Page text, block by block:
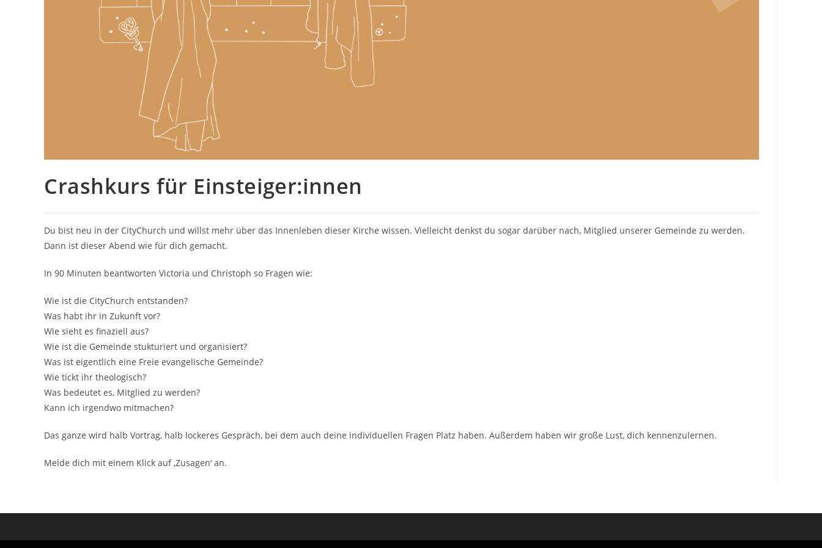
Crashkurs für Einsteiger:innen
Du bist neu in der CityChurch und willst mehr über das Innenleben dieser Kirche wissen. Vielleicht denkst du sogar darüber nach, Mitglied unserer Gemeinde zu werden.
Dann ist dieser Abend wie für dich gemacht.
In 90 Minuten beantworten Victoria und Christoph so Fragen wie:
Wie ist die CityChurch entstanden?
Was habt ihr in Zukunft vor?
Wie sieht es finaziell aus?
Wie ist die Gemeinde stukturiert und organisiert?
Was ist eigentlich eine Freie evangelische Gemeinde?
Wie tickt ihr theologisch?
Was bedeutet es, Mitglied zu werden?
Kann ich irgendwo mitmachen?
Das ganze wird halb Vortrag, halb lockeres Gespräch, bei dem auch deine individuellen Fragen Platz haben. Außerdem haben wir große Lust, dich kennenzulernen.
Melde dich mit einem Klick auf ‚Zusagen‘ an.